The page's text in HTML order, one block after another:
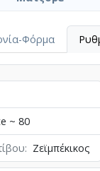
Φόρμα
~ 80
Ζεϊμπέκικος